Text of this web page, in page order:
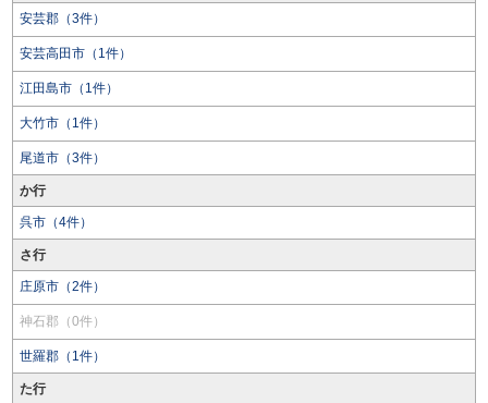
安芸郡（3件）
安芸高田市（1件）
江田島市（1件）
大竹市（1件）
尾道市（3件）
か行
呉市（4件）
さ行
庄原市（2件）
神石郡（0件）
世羅郡（1件）
た行